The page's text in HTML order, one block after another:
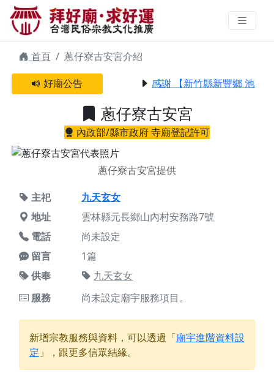
蔥仔寮古安宮 | 拜好廟求好運 找到
與您有緣的信仰
首頁
蔥仔寮古安宮介紹
好廟公告
感謝 【新竹縣新豐鄉 池和宮
蔥仔寮古安宮
內政部/縣市政府 寺廟登記許可
蔥仔寮古安宮提供
主祀
九天玄女
地址
雲林縣元長鄉山內村安務路7號
電話
尚未設定
留言
1篇
供奉
九天玄女
服務
尚未設定廟宇服務項目。
新增宗教服務與資料，可以透過「廟宇進階資料設
定 」，跟更多信眾結緣。